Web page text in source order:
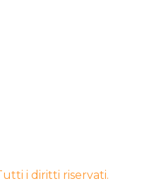
i diritti riservati.